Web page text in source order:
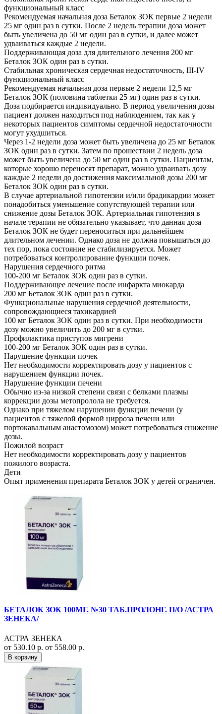
функциональный класс
Рекомендуемая начальная доза Беталок ЗОК первые 2 недели
25 мг один раз в сутки. После 2 недель терапии доза может
быть увеличена до 50 мг один раз в сутки, и далее может
удваиваться каждые 2 недели.
Поддерживающая доза для длительного лечения 200 мг
Беталок ЗОК один раз в сутки.
Стабильная хроническая сердечная недостаточность, III-IV
функциональный класс
Рекомендуемая начальная доза первые 2 недели 12,5 мг
Беталок ЗОК (половина таблетки 25 мг) один раз в сутки.
Доза подбирается индивидуально. В период увеличения дозы
пациент должен находиться под наблюдением, так как у
некоторых пациентов симптомы сердечной недостаточности
могут ухудшиться.
Через 1-2 недели доза может быть увеличена до 25 мг Беталок
ЗОК один раз в сутки. Затем по прошествии 2 недель доза
может быть увеличена до 50 мг один раз в сутки. Пациентам,
которые хорошо переносят препарат, можно удваивать дозу
каждые 2 недели до достижения максимальной дозы 200 мг
Беталок ЗОК один раз в сутки.
В случае артериальной гипотензии и/или брадикардии может
понадобиться уменьшение сопутствующей терапии или
снижение дозы Беталок ЗОК. Артериальная гипотензия в
начале терапии не обязательно указывает, что данная доза
Беталок ЗОК не будет переноситься при дальнейшем
длительном лечении. Однако доза не должна повышаться до
тех пор, пока состояние не стабилизируется. Может
потребоваться контролирование функции почек.
Нарушения сердечного ритма
100-200 мг Беталок ЗОК один раз в сутки.
Поддерживающее лечение после инфаркта миокарда
200 мг Беталок ЗОК один раз в сутки.
Функциональные нарушения сердечной деятельности,
сопровождающиеся тахикардией
100 мг Беталок ЗОК один раз в сутки. При необходимости
дозу можно увеличить до 200 мг в сутки.
Профилактика приступов мигрени
100-200 мг Беталок ЗОК один раз в сутки.
Нарушение функции почек
Нет необходимости корректировать дозу у пациентов с
нарушением функции почек.
Нарушение функции печени
Обычно из-за низкой степени связи с белками плазмы
коррекции дозы метопролола не требуется.
Однако при тяжелом нарушении функции печени (у
пациентов с тяжелой формой цирроза печени или
портокавальным анастомозом) может потребоваться снижение
дозы.
Пожилой возраст
Нет необходимости корректировать дозу у пациентов
пожилого возраста.
Дети
Опыт применения препарата Беталок ЗОК у детей ограничен.
БЕТАЛОК ЗОК 100МГ. №30 ТАБ.ПРОЛОНГ. П/О /АСТРА
ЗЕНЕКА/
АСТРА ЗЕНЕКА
от 530.10 р. от 558.00 р.
В корзину